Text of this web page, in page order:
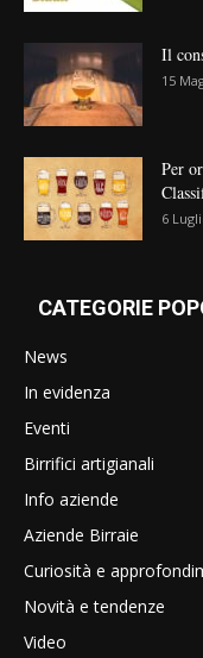
Il
15
Per
6
CATEGORIE
News
In evidenza
Eventi
Birrifici artigianali
Info aziende
Aziende Birraie
Curiosità e
Novità e tendenze
Video